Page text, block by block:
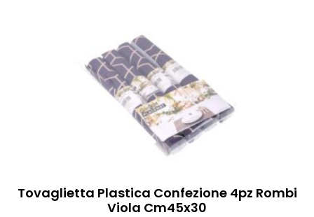
Tovaglietta Plastica Confezione 4pz Rombi
Viola Cm45x30